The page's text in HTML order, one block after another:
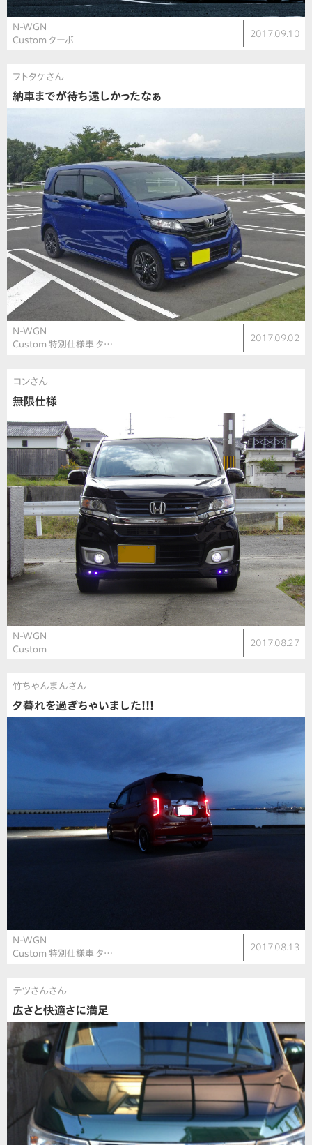
N-WGN
Custom ターボ
2017.09.10
フトタケさん
納車までが待ち遠しかったなぁ
N-WGN
Custom 特別仕様車 タ…
2017.09.02
コンさん
無限仕様
N-WGN
Custom
2017.08.27
竹ちゃんまんさん
夕暮れを過ぎちゃいました!!!
N-WGN
Custom 特別仕様車 タ…
2017.08.13
テツさんさん
広さと快適さに満足